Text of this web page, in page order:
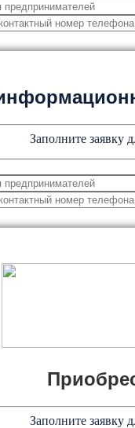
Заполните заявку
Заполните заявку